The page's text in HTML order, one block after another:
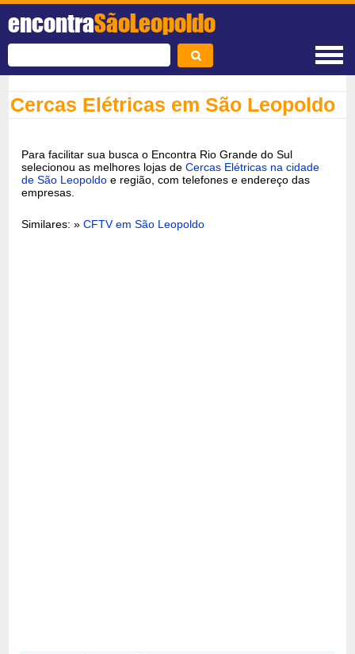
encontraSãoLeopoldo
Cercas Elétricas em São Leopoldo
Para facilitar sua busca o Encontra Rio Grande do Sul
selecionou as melhores lojas deCercas Elétricas na cidade
de São Leopoldo e região, com telefones e endereço das
empresas.
Similares: »CFTV em São Leopoldo